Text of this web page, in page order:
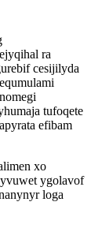
ra
cesijilyda
tufoqete
efibam
xo
ygolavof
loga